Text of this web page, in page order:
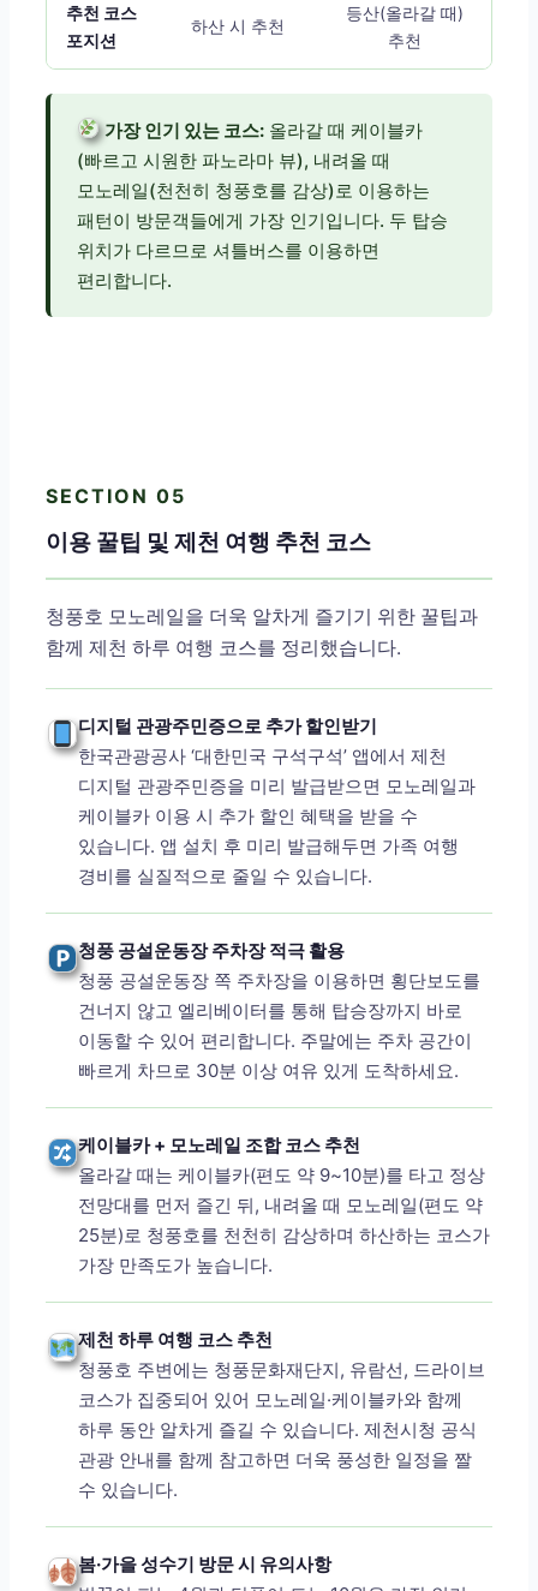
추천 코스
포지션
하산 시 추천
등산(올라갈 때)
추천
가장 인기 있는 코스: 올라갈 때 케이블카
(빠르고 시원한 파노라마 뷰), 내려올 때
모노레일(천천히 청풍호를 감상)로 이용하는
패턴이 방문객들에게 가장 인기입니다. 두 탑승
위치가 다르므로 셔틀버스를 이용하면
편리합니다.
SECTION 05
이용 꿀팁 및 제천 여행 추천 코스
청풍호 모노레일을 더욱 알차게 즐기기 위한 꿀팁과
함께 제천 하루 여행 코스를 정리했습니다.
디지털 관광주민증으로 추가 할인받기
한국관광공사 ‘대한민국 구석구석’ 앱에서 제천
디지털 관광주민증을 미리 발급받으면 모노레일과
케이블카 이용 시 추가 할인 혜택을 받을 수
있습니다. 앱 설치 후 미리 발급해두면 가족 여행
경비를 실질적으로 줄일 수 있습니다.
청풍 공설운동장 주차장 적극 활용
청풍 공설운동장 쪽 주차장을 이용하면 횡단보도를
건너지 않고 엘리베이터를 통해 탑승장까지 바로
이동할 수 있어 편리합니다. 주말에는 주차 공간이
빠르게 차므로 30분 이상 여유 있게 도착하세요.
케이블카 + 모노레일 조합 코스 추천
올라갈 때는 케이블카(편도 약 9~10분)를 타고 정상
전망대를 먼저 즐긴 뒤, 내려올 때 모노레일(편도 약
25분)로 청풍호를 천천히 감상하며 하산하는 코스가
가장 만족도가 높습니다.
제천 하루 여행 코스 추천
청풍호 주변에는 청풍문화재단지, 유람선, 드라이브
코스가 집중되어 있어 모노레일·케이블카와 함께
하루 동안 알차게 즐길 수 있습니다. 제천시청 공식
관광 안내를 함께 참고하면 더욱 풍성한 일정을 짤
수 있습니다.
봄·가을 성수기 방문 시 유의사항